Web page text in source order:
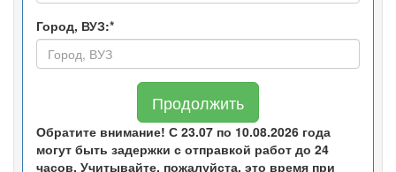
Город, ВУЗ:*
Продолжить
Обратите внимание! С 23.07 по 10.08.2026 года
могут быть задержки с отправкой работ до 24
часов. Учитывайте, пожалуйста, это время при